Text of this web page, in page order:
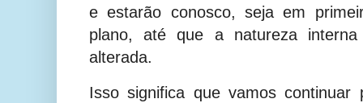
e estarão conosco, seja em
plano, até que a natureza
alterada.
Isso significa que vamos